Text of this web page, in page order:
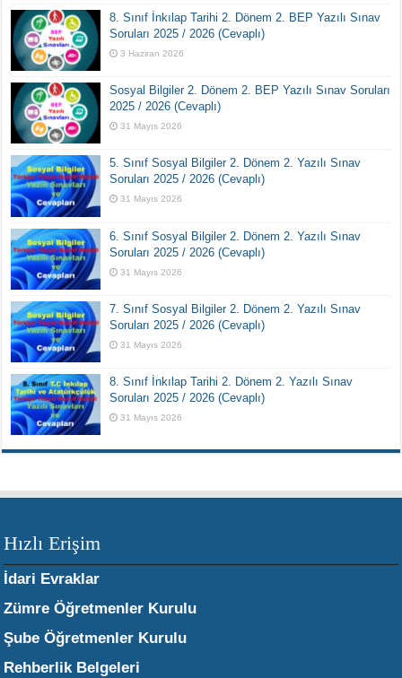
8. Sınıf İnkılap Tarihi 2. Dönem 2. BEP Yazılı Sınav
Soruları 2025 / 2026 (Cevaplı)
3 Haziran 2026
Sosyal Bilgiler 2. Dönem 2. BEP Yazılı Sınav Soruları
2025 / 2026 (Cevaplı)
31 Mayıs 2026
5. Sınıf Sosyal Bilgiler 2. Dönem 2. Yazılı Sınav
Soruları 2025 / 2026 (Cevaplı)
31 Mayıs 2026
6. Sınıf Sosyal Bilgiler 2. Dönem 2. Yazılı Sınav
Soruları 2025 / 2026 (Cevaplı)
31 Mayıs 2026
7. Sınıf Sosyal Bilgiler 2. Dönem 2. Yazılı Sınav
Soruları 2025 / 2026 (Cevaplı)
31 Mayıs 2026
8. Sınıf İnkılap Tarihi 2. Dönem 2. Yazılı Sınav
Soruları 2025 / 2026 (Cevaplı)
31 Mayıs 2026
Hızlı Erişim
İdari Evraklar
Zümre Öğretmenler Kurulu
Şube Öğretmenler Kurulu
Rehberlik Belgeleri